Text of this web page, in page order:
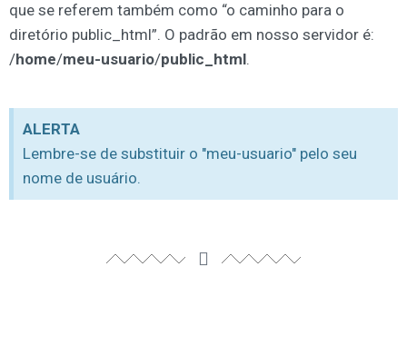
que se referem também como “o caminho para o
diretório public_html”. O padrão em nosso servidor é:
/home/meu-usuario/public_html.
ALERTA
Lembre-se de substituir o "meu-usuario" pelo seu
nome de usuário.